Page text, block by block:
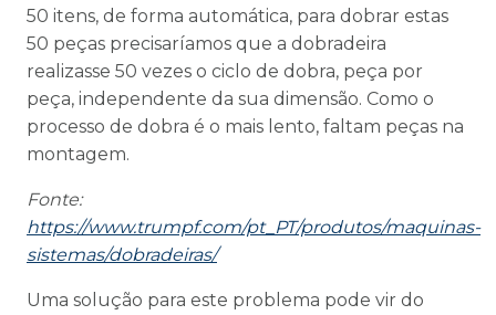
50 itens, de forma automática, para dobrar estas
50 peças precisaríamos que a dobradeira
realizasse 50 vezes o ciclo de dobra, peça por
peça, independente da sua dimensão. Como o
processo de dobra é o mais lento, faltam peças na
montagem.
Fonte:
https://www.trumpf.com/pt_PT/produtos/maquinas-
sistemas/dobradeiras/
Uma solução para este problema pode vir do